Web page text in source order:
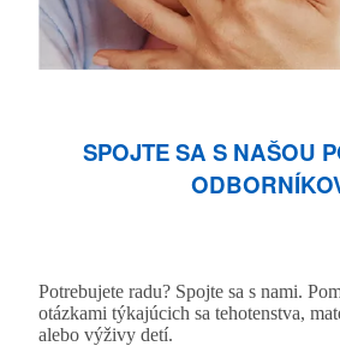
SPOJTE SA S NAŠOU
Potrebujete radu? Spojte sa s nami.
otázkami týkajúcich sa tehotenstva,
alebo výživy detí.